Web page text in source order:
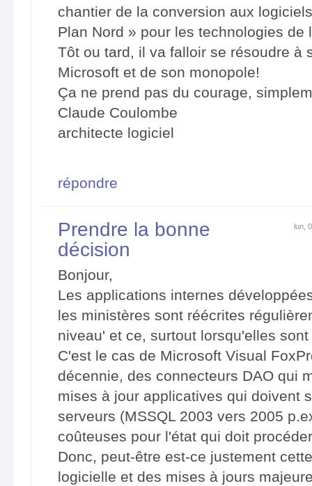
chantier de la conversion aux
Plan Nord » pour les technologies de
Tôt ou tard, il va falloir se résoudre à
Microsoft et de son monopole!
Ça ne prend pas du courage,
Claude Coulombe
architecte logiciel
répondre
lun,
Prendre la bonne
décision
Bonjour,
Les applications internes
les ministères sont réécrites
niveau' et ce, surtout lorsqu'elles
C'est le cas de Microsoft Visual
décennie, des connecteurs DAO qui
mises à jour applicatives qui doivent
serveurs (MSSQL 2003 vers 2005
coûteuses pour l'état qui doit
Donc, peut-être est-ce justement
logicielle et des mises à jours